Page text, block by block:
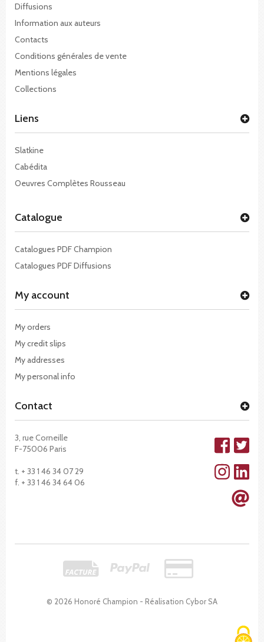
Diffusions
Information aux auteurs
Contacts
Conditions générales de vente
Mentions légales
Collections
© 2026 Honoré Champion - Réalisation Cybor SA
Liens
Slatkine
Cabédita
Oeuvres Complètes Rousseau
Catalogue
Catalogues PDF Champion
Catalogues PDF Diffusions
My account
My orders
My credit slips
My addresses
My personal info
Contact
3, rue Corneille
F-75006 Paris
t. + 33 1 46 34 07 29
f. + 33 1 46 34 64 06